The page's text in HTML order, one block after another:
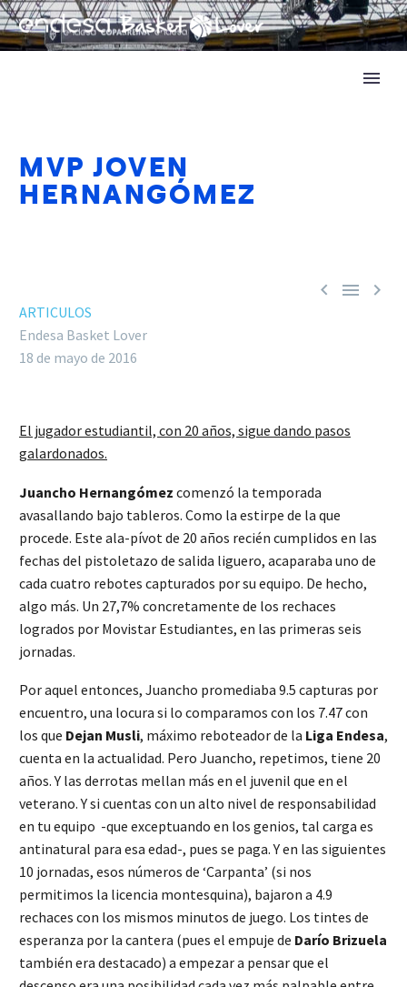
MVP JOVEN
HERNANGÓMEZ
  
ARTICULOS
Endesa Basket Lover
18 de mayo de 2016
El jugador estudiantil, con 20 años, sigue dando pasos
galardonados.
Juancho Hernangómez comenzó la temporada
avasallando bajo tableros. Como la estirpe de la que
procede. Este ala-pívot de 20 años recién cumplidos en las
fechas del pistoletazo de salida liguero, acaparaba uno de
cada cuatro rebotes capturados por su equipo. De hecho,
algo más. Un 27,7% concretamente de los rechaces
logrados por Movistar Estudiantes, en las primeras seis
jornadas.
Por aquel entonces, Juancho promediaba 9.5 capturas por
encuentro, una locura si lo comparamos con los 7.47 con
los que Dejan Musli, máximo reboteador de la Liga Endesa,
cuenta en la actualidad. Pero Juancho, repetimos, tiene 20
años. Y las derrotas mellan más en el juvenil que en el
veterano. Y si cuentas con un alto nivel de responsabilidad
en tu equipo -que exceptuando en los genios, tal carga es
antinatural para esa edad-, pues se paga. Y en las siguientes
10 jornadas, esos números de ‘Carpanta’ (si nos
permitimos la licencia montesquina), bajaron a 4.9
rechaces con los mismos minutos de juego. Los tintes de
esperanza por la cantera (pues el empuje de Darío Brizuela
también era destacado) a empezar a pensar que el